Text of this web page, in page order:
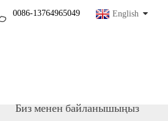
English
0086-13764965049
Биз менен байланышыңыз